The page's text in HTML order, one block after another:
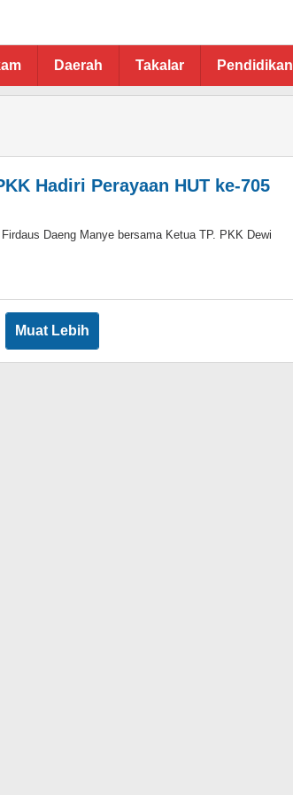
Daerah Takalar Pendidikan
Hadiri Perayaan HUT ke-705
Daeng Manye bersama Ketua TP. PKK Dewi
Muat Lebih